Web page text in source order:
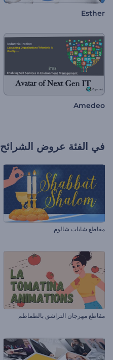
Esther
Amedeo
في الفئة عروض الشرائح
مقاطع شابات شالوم
مقاطع مهرجان التراشق بالطماطم